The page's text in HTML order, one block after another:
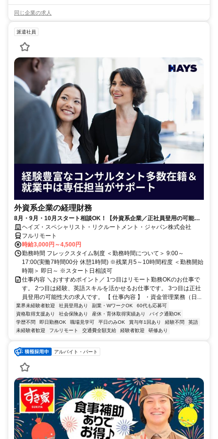
同じ企業の求人
派遣社員
外資系企業の経理財務
8月・9月・10月スタート相談OK！【外資系企業／正社員登用の可能性
大／700万～800万／リモート勤務OK】経理財務
ヘイズ・スペシャリスト・リクルートメント・ジャパン株式会社
フルリモート
時給3,000円～4,500円
勤務時間 フレックスタイム制度 ＜勤務時間について＞ 9:00～
17:00(実働7時間00分 休憩1時間) ※残業月5～10時間程度 ＜勤務開始
時期＞ 即日～ ※スタート日相談可
仕事内容 ＼おすすめポイント／ 1つ目はリモート勤務OKのお仕事で
す。 2つ目は経験、英語スキルを活かせるお仕事です。 3つ目は正社
員登用の可能性大の求人です。 【 仕事内容 】 ・資金管理業務（日...
業界未経験者歓迎 社員登用あり 副業・WワークOK
60代も応募可
資格取得支援あり
社会保険あり 産休・育休取得実績あり
バイク通勤OK
学歴不問
即日勤務OK 職場見学可 平日のみOK 賞与年1回あり 経験不問
英語
未経験者歓迎
フルリモート 交通費全額支給 経験者歓迎 研修あり
アルバイト・パート